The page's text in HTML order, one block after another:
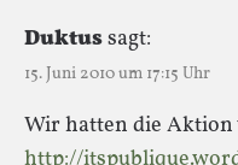
Duktussagt:
15. Juni 2010 um 17:15 Uhr
Wir hatten die